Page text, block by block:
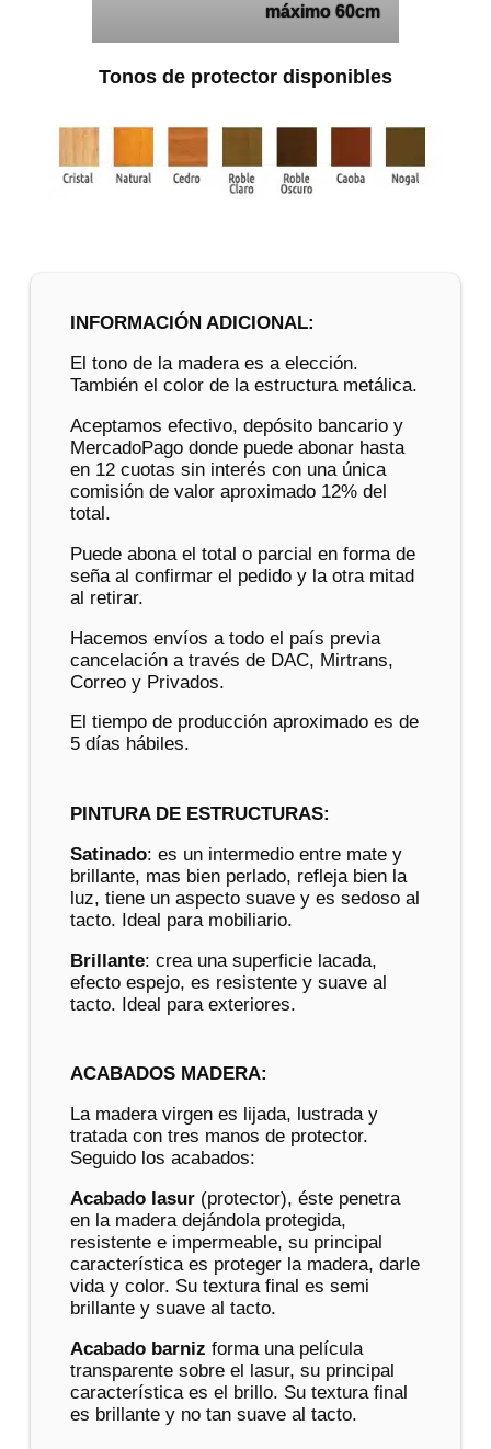
máximo 60cm
Tonos de protector disponibles
INFORMACIÓN ADICIONAL:
El tono de la madera es a elección.
También el color de la estructura metálica.
Aceptamos efectivo, depósito bancario y
MercadoPago donde puede abonar hasta
en 12 cuotas sin interés con una única
comisión de valor aproximado 12% del
total.
Puede abona el total o parcial en forma de
seña al confirmar el pedido y la otra mitad
al retirar.
Hacemos envíos a todo el país previa
cancelación a través de DAC, Mirtrans,
Correo y Privados.
El tiempo de producción aproximado es de
5 días hábiles.
PINTURA DE ESTRUCTURAS:
Satinado: es un intermedio entre mate y
brillante, mas bien perlado, refleja bien la
luz, tiene un aspecto suave y es sedoso al
tacto. Ideal para mobiliario.
Brillante: crea una superficie lacada,
efecto espejo, es resistente y suave al
tacto. Ideal para exteriores.
ACABADOS MADERA:
La madera virgen es lijada, lustrada y
tratada con tres manos de protector.
Seguido los acabados:
Acabado lasur(protector), éste penetra
en la madera dejándola protegida,
resistente e impermeable, su principal
característica es proteger la madera, darle
vida y color. Su textura final es semi
brillante y suave al tacto.
Acabado barniz forma una película
transparente sobre el lasur, su principal
característica es el brillo. Su textura final
es brillante y no tan suave al tacto.